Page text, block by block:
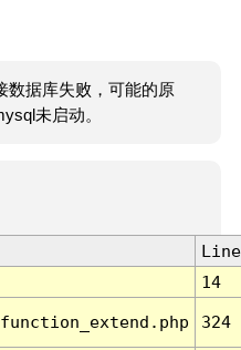
数据库失败，可能的原
未启动。
Line
14
324